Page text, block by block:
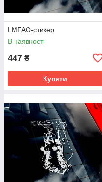
LMFAO-стикер
В наявності
447 ₴
Купити